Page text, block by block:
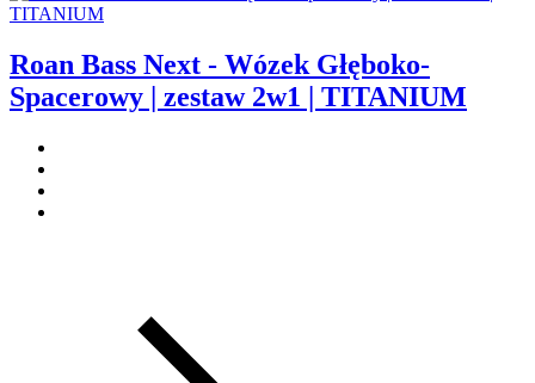
Roan Bass Next - Wózek Głęboko-
Spacerowy | zestaw 2w1 | TITANIUM